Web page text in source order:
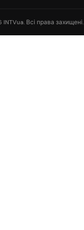
Всі права захищені.